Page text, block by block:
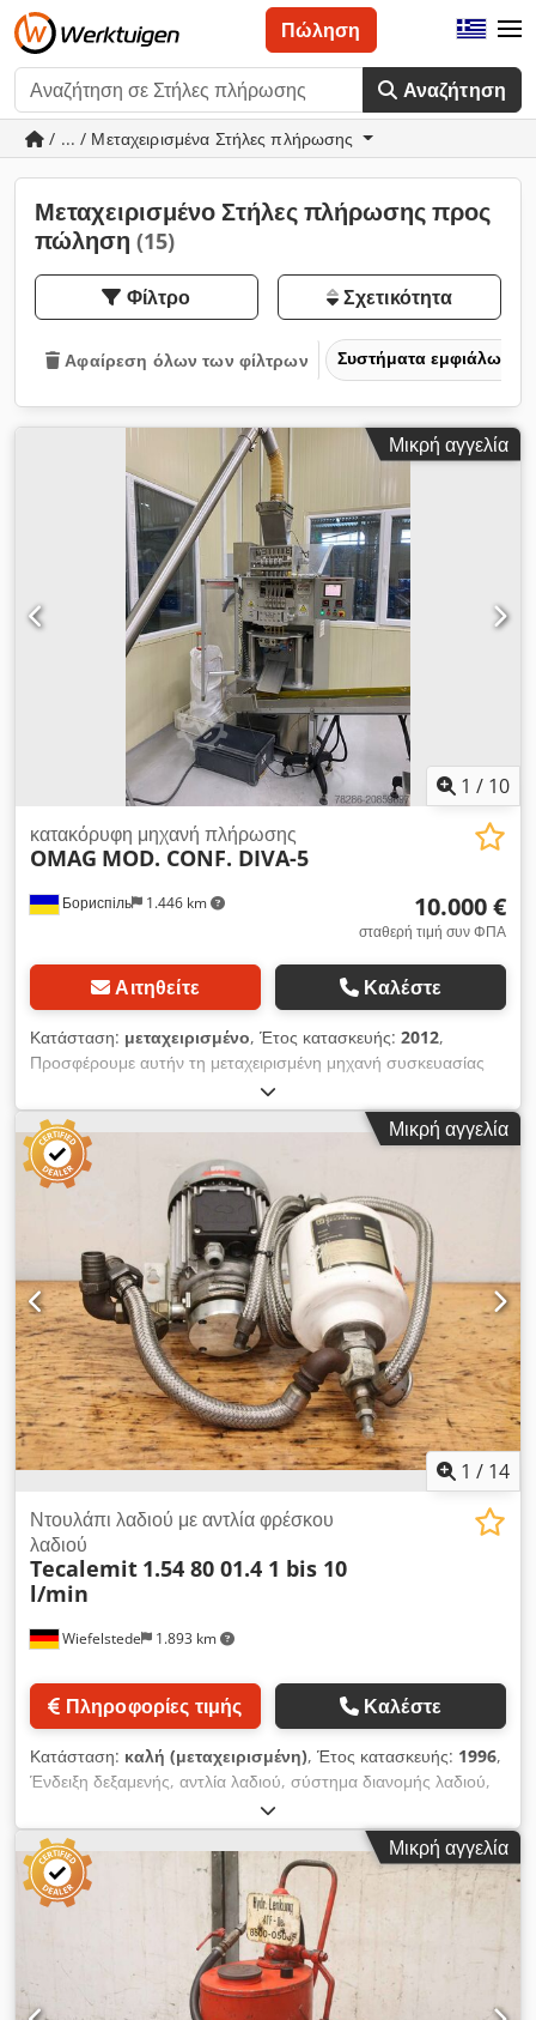
Αναζήτηση
Πώληση
/ ... / Μεταχειρισμένα Στήλες πλήρωσης
Μεταχειρισμένο Στήλες πλήρωσης προς
πώληση (15)
Φίλτρο Σχετικότητα
Αφαίρεση όλων των φίλτρων Συστήματα
Μικρή αγγελία
1 / 10
Бориспіль 1.446 km
κατακόρυφη μηχανή πλήρωσης
OMAG MOD. CONF. DIVA-5
10.000 €
σταθερή τιμή συν ΦΠΑ
Αιτηθείτε Καλέστε
Κατάσταση: μεταχειρισμένο, Έτος κατασκευής: 2012,
Προσφέρουμε αυτήν τη μεταχειρισμένη μηχανή συσκευασίας
stick OMAG MOD. CONF. DIVA-5, τύπος DIVA/5, έτος
κατασκευής 2012. Μοντέλο: MOD. CONF. DIVA-5 Αριθμός
σειράς: 2298 Έτος κατασκευής: 2012 Dcsdpfx Aex Rw
Hvepiok Προστατευτικά ασφαλείας κατά ατυχημάτων σύμφωνα
με τις προδιαγραφές CE. Απαραίτητη ηλεκτρική ισχύς:
τριφασικό 220/380 V, 50/60 Hz. Απαιτούμενος πεπιεσμένος
αέρας: 6 Atm. Σκελετός από συγκολλημένο ατσάλι, βαμμένος
με εποξική βαφή. Κωδικός χρώματος: RAL 9006 (πρότυπο
OMAG). Εάν έχετε απορίες ή χρειάζεστε περισσότερες
πληροφορίες, μην διστάσετε να μας στείλετε μήνυμα ή να μας
καλέσετε.
Μικρή αγγελία
1 / 14
Wiefelstede 1.893 km
Ντουλάπι λαδιού με αντλία φρέσκου
λαδιού
Tecalemit 1.54 80 01.4 1 bis 10
l/min
Πληροφορίες τιμής Καλέστε
Κατάσταση: καλή (μεταχειρισμένη), Έτος κατασκευής: 1996,
Ένδειξη δεξαμενής, αντλία λαδιού, σύστημα διανομής λαδιού,
σταθμός λαδιού, διανομέας, συλλογή δεδομένων δεξαμενής,
ένδειξη συστήματος δεξαμενών, ερμάριο λαδιού, αντλία
φρέσκου λαδιού - Κατασκευαστής: Tecalemit, ηλεκτρική αντλία
για φρέσκο λάδι - Τύπος: 1.54 80 01.4 - Ροή: 1 έως 10 l/min -
Κινητήρας: Hanning 0,55 kW - Δοχείο πίεσης: χωρητικότητα
2,8 λίτρα - Μοναδιαία εξαρτήματα: δείτε φωτογραφίες -
Ποσότητα: 1x ερμάριο λαδιού διαθέσιμο Dsdpsw A Nddjfx
Apisck - Τιμή: ανά τεμάχιο - Διαστάσεις: 500/480/Υ250 mm -
Βάρος: 19 kg/τεμάχιο
Μικρή αγγελία